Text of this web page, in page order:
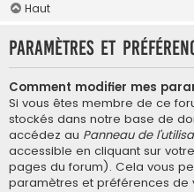
Haut
Paramètres et
Comment modifier mes
Si vous êtes membre de ce
stockés dans notre base de
accédez au Panneau de
accessible en cliquant sur
pages du forum). Cela vous
paramètres et préférences de